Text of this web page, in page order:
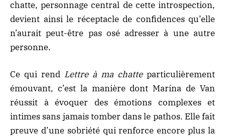
chatte, personnage central de cette introspection,
devient ainsi le réceptacle de confidences qu’elle
n’aurait peut-être pas osé adresser à une autre
personne.
Ce qui rend Lettre à ma chatteparticulièrement
émouvant, c’est la manière dont Marina de Van
réussit à évoquer des émotions complexes et
intimes sans jamais tomber dans le pathos. Elle fait
preuve d’une sobriété qui renforce encore plus la